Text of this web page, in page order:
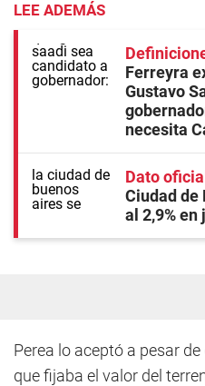
LEE ADEMÁS
Ferreyra
Gustavo
necesita
Dato oficial
Ciudad de
al 2,9% en
Perea lo aceptó a pesar
que fijaba el valor del